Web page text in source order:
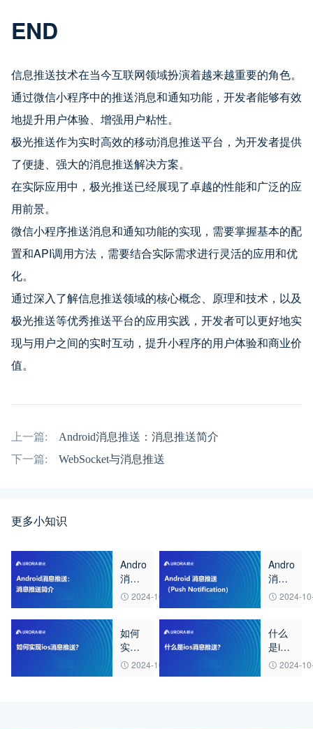
END
信息推送技术在当今互联网领域扮演着越来越重要的角色。
通过微信小程序中的推送消息和通知功能，开发者能够有效
地提升用户体验、增强用户粘性。
极光推送作为实时高效的移动消息推送平台，为开发者提供
了便捷、强大的消息推送解决方案。
在实际应用中，极光推送已经展现了卓越的性能和广泛的应
用前景。
微信小程序推送消息和通知功能的实现，需要掌握基本的配
置和API调用方法，需要结合实际需求进行灵活的应用和优
化。
通过深入了解信息推送领域的核心概念、原理和技术，以及
极光推送等优秀推送平台的应用实践，开发者可以更好地实
现与用户之间的实时互动，提升小程序的用户体验和商业价
值。
上一篇:
Android消息推送：消息推送简介
下一篇:
WebSocket与消息推送
更多小知识
Android
消息
推
推送
简介
2024-10-16
Android
消息
推送2024-
如何
实现
ios消2024-10-16
什么
是ios
消息2024-